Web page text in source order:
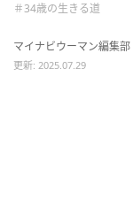
＃34歳の生きる道
マイナビウーマン編集部
更新: 2025.07.29